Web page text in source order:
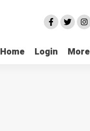
Home Login More